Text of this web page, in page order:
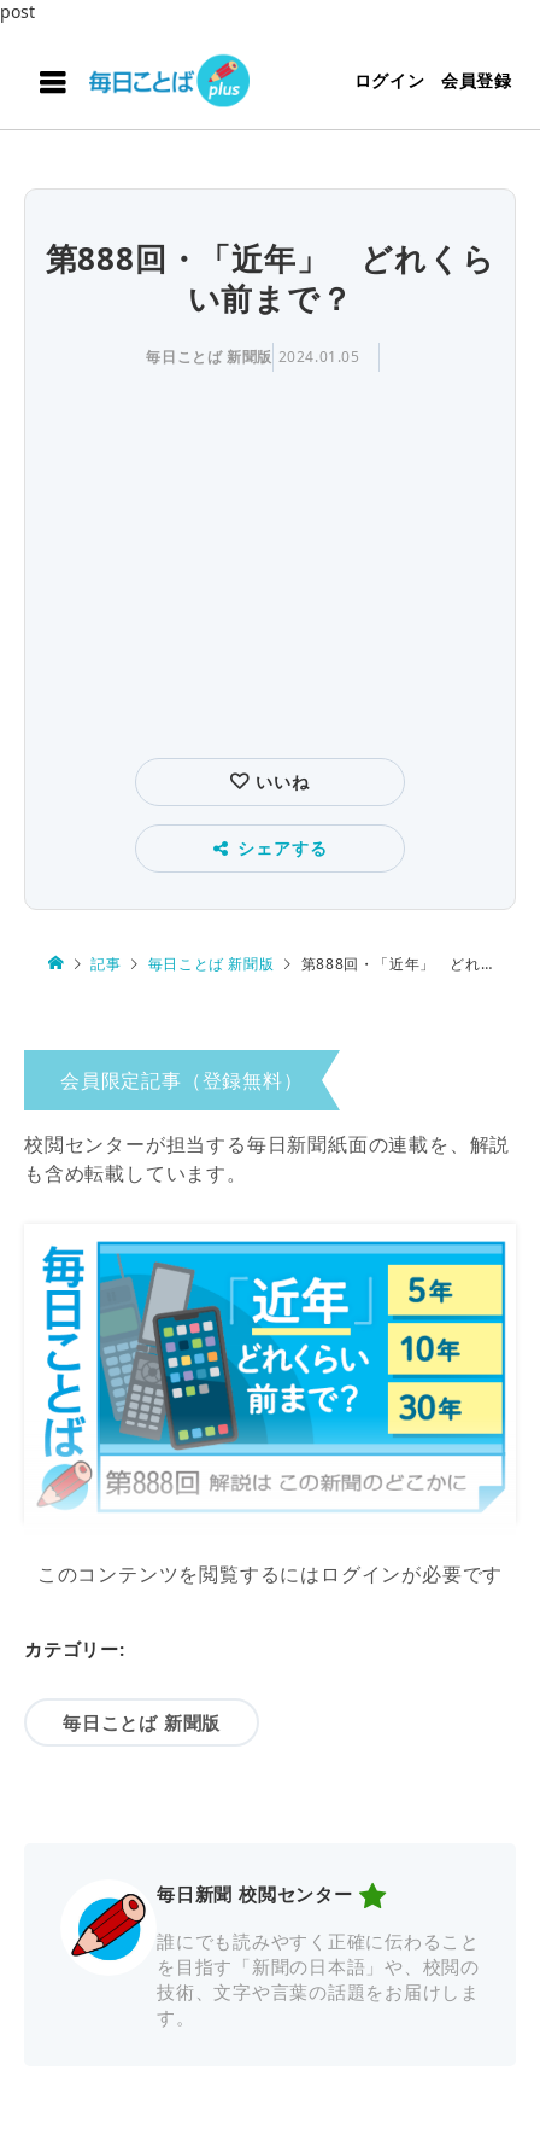
post
ログイン 会員登録
第888回・「近年」 どれくら
い前まで？
毎日ことば 新聞版 2024.01.05
いいね
シェアする
記事 毎日ことば 新聞版 第888回・「近年」 どれくらい前まで？
会員限定記事（登録無料）
校閲センターが担当する毎日新聞紙面の連載を、解説
も含め転載しています。
このコンテンツを閲覧するにはログインが必要です
カテゴリー:
毎日ことば 新聞版
毎日新聞 校閲センター
誰にでも読みやすく正確に伝わること
を目指す「新聞の日本語」や、校閲の
技術、文字や言葉の話題をお届けしま
す。